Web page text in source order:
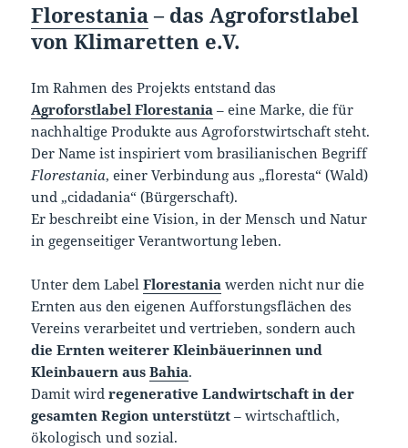
Florestania– das Agroforstlabel
von Klimaretten e.V.
Im Rahmen des Projekts entstand das
Agroforstlabel Florestania – eine Marke, die für
nachhaltige Produkte aus Agroforstwirtschaft steht.
Der Name ist inspiriert vom brasilianischen Begriff
Florestania, einer Verbindung aus „floresta“ (Wald)
und „cidadania“ (Bürgerschaft).
Er beschreibt eine Vision, in der Mensch und Natur
in gegenseitiger Verantwortung leben.
Unter dem LabelFlorestania werden nicht nur die
Ernten aus den eigenen Aufforstungsflächen des
Vereins verarbeitet und vertrieben, sondern auch
die Ernten weiterer Kleinbäuerinnen und
Kleinbauern ausBahia.
Damit wirdregenerative Landwirtschaft in der
gesamten Region unterstützt – wirtschaftlich,
ökologisch und sozial.